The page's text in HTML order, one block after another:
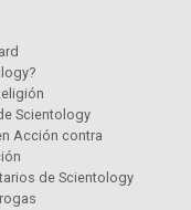
Scientology
Acción contra
de Scientology